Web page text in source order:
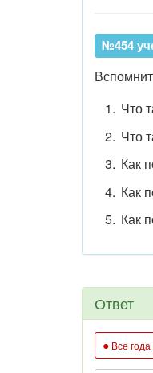
№454
Что
Что
Как
Как
Как
Ответ
● Все года